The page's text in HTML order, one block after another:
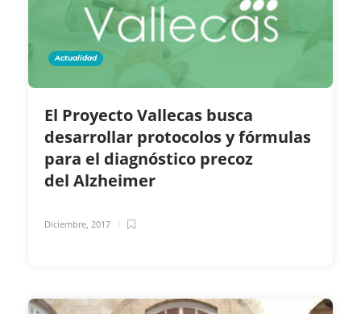
Actualidad
El Proyecto Vallecas busca
desarrollar protocolos y fórmulas
para el diagnóstico precoz
del Alzheimer
Diciembre, 2017